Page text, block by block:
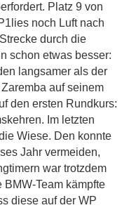
Platz 9 von
noch Luft nach
durch die
schon etwas besser:
langsamer als der
auf seinem
den ersten Rundkurs:
Im letzten
Wiese. Den konnte
Jahr vermeiden,
war trotzdem
Team kämpfte
diese auf der WP